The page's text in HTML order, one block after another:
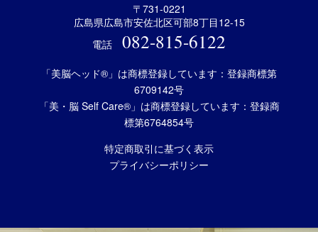
〒731-0221
広島県広島市安佐北区可部8丁目12-15
電話 082-815-6122
「美脳ヘッド®」は商標登録しています：登録商標第
6709142号
「美・脳 Self Care®」は商標登録しています：登録商
標第6764854号
特定商取引に基づく表示
プライバシーポリシー